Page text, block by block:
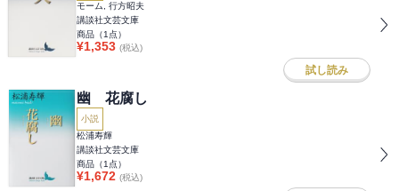
モーム, 行方昭夫
講談社文芸文庫
商品（1 点）
¥1,353 (税込)
試し読み
幽 花腐し
小説
松浦寿輝
講談社文芸文庫
商品（1 点）
¥1,672 (税込)